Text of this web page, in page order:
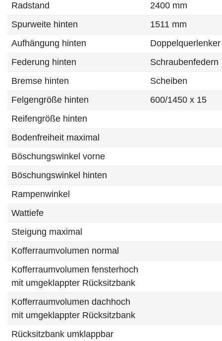
Radstand
2400 mm
Spurweite hinten
1511 mm
Aufhängung hinten
Doppelquerlenker
Federung hinten
Schraubenfedern
Bremse hinten
Scheiben
Felgengröße hinten
600/1450 x 15
Reifengröße hinten
Bodenfreiheit maximal
Böschungswinkel vorne
Böschungswinkel hinten
Rampenwinkel
Wattiefe
Steigung maximal
Kofferraumvolumen normal
Kofferraumvolumen fensterhoch
mit umgeklappter Rücksitzbank
Kofferraumvolumen dachhoch
mit umgeklappter Rücksitzbank
Rücksitzbank umklappbar